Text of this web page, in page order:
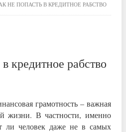
НЕ ПОПАСТЬ В КРЕДИТНОЕ РАБСТВО
кредитное рабство
грамотность – важная
жизни. В частности, именно
ли человек даже не в самых